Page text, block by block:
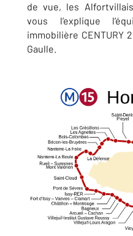
de vue, les
vous l’explique
immobilière CENTURY
Gaulle.